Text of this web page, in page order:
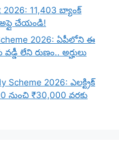
2026: 11,403 బ్యాంక్
చేయండి!
2026: ఏపీలోని ఈ
లేని రుణం.. అర్హులు
Scheme 2026: ఎలక్ట్రిక్
నుంచి ₹30,000 వరకు